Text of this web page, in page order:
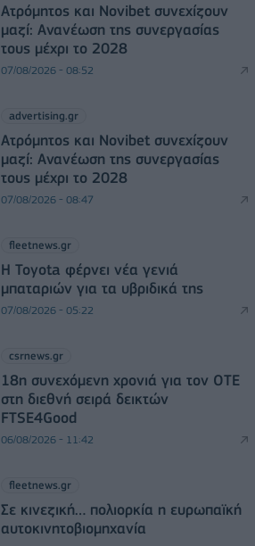
Ατρόμητος και Novibet συνεχίζουν
μαζί: Ανανέωση της συνεργασίας
τους μέχρι το 2028
07/08/2026 - 08:52
advertising.gr
Ατρόμητος και Novibet συνεχίζουν
μαζί: Ανανέωση της συνεργασίας
τους μέχρι το 2028
07/08/2026 - 08:47
fleetnews.gr
Η Toyota φέρνει νέα γενιά
μπαταριών για τα υβριδικά της
07/08/2026 - 05:22
csrnews.gr
18η συνεχόμενη χρονιά για τον ΟΤΕ
στη διεθνή σειρά δεικτών
FTSE4Good
06/08/2026 - 11:42
fleetnews.gr
Σε κινεζική… πολιορκία η ευρωπαϊκή
αυτοκινητοβιομηχανία